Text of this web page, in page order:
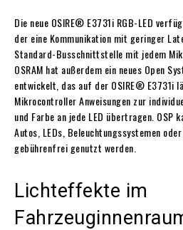
Die neue OSIRE® E3731i RGB-LED
der eine Kommunikation mit geringer
Standard-Busschnittstelle mit jedem
OSRAM hat außerdem ein neues Open
entwickelt, das auf der OSIRE® E3731i
Mikrocontroller Anweisungen zur
und Farbe an jede LED übertragen. OSP
Autos, LEDs, Beleuchtungssystemen
gebührenfrei genutzt werden.
Lichteffekte im